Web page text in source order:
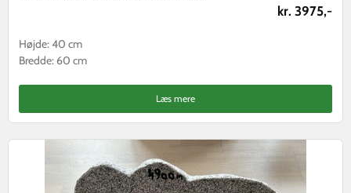
kr. 3975,-
Højde: 40 cm
Bredde: 60 cm
Læs mere